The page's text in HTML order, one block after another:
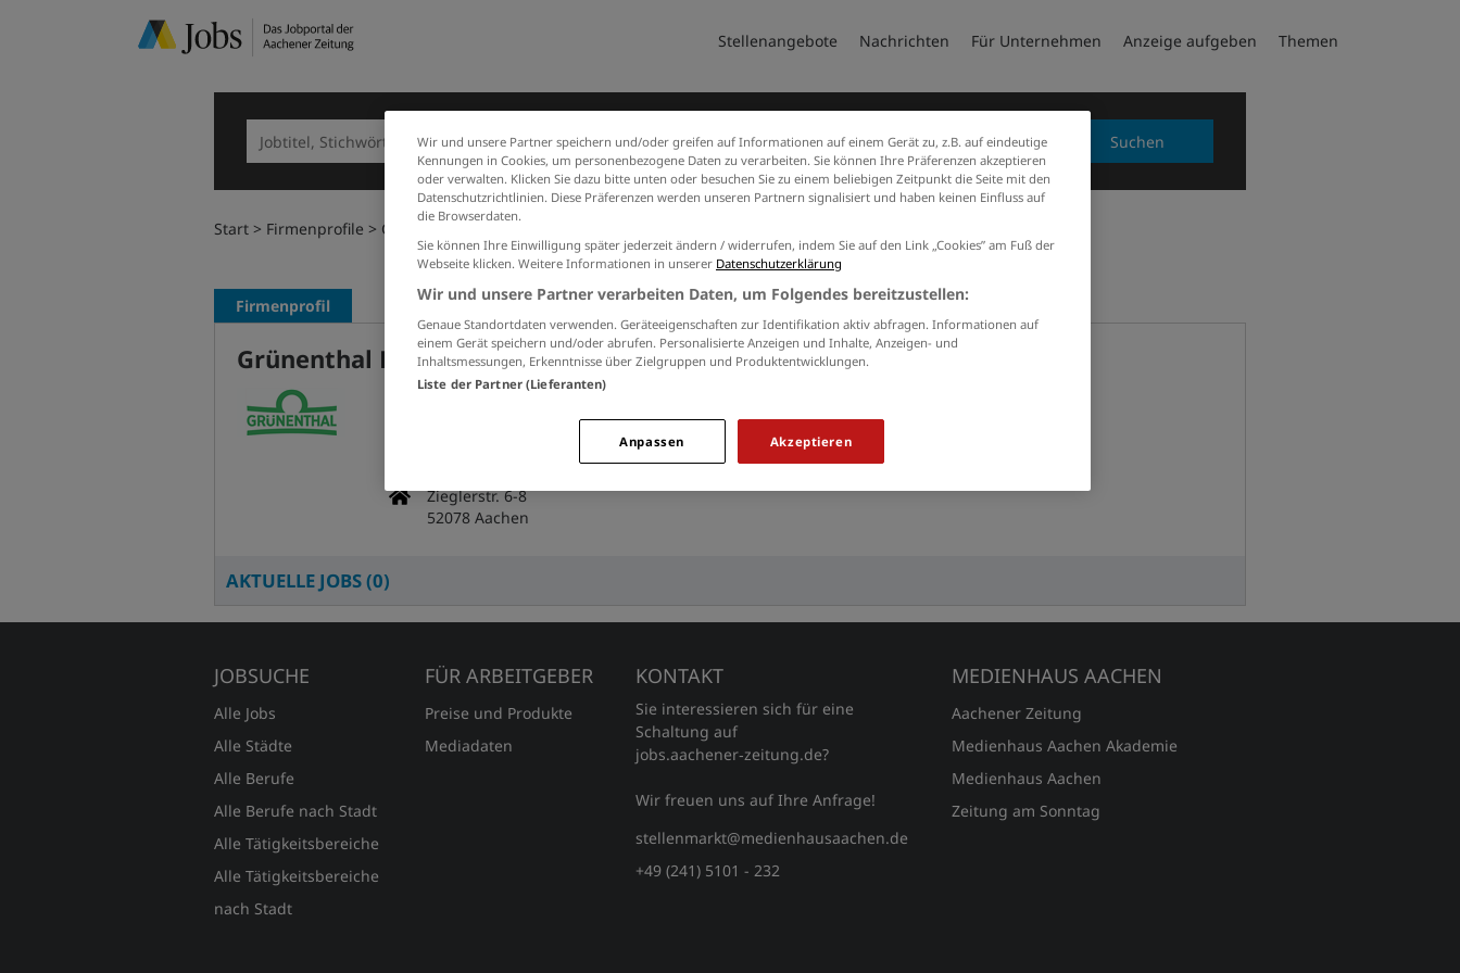
Stellenangebote Nachrichten Für Unternehmen Anzeige aufgeben Themen
Suchen
Start Firmenprofile Grünenthal Pharma GmbH & Co. KG
Firmenprofil
Grünenthal Pharma GmbH & Co. KG
service@grunenthal.de
Zieglerstr. 6-8
52078 Aachen
AKTUELLE JOBS (0)
JOBSUCHE
Alle Jobs
Alle Städte
Alle Berufe
Alle Berufe nach Stadt
Alle Tätigkeitsbereiche
Alle Tätigkeitsbereiche
nach Stadt
FÜR ARBEITGEBER
Preise und Produkte
Mediadaten
KONTAKT
Sie interessieren sich für eine
Schaltung auf
jobs.aachener‑zeitung.de?
Wir freuen uns auf Ihre Anfrage!
stellenmarkt@medienhausaachen.de
+49 (241) 5101 - 232
MEDIENHAUS AACHEN
Aachener Zeitung
Medienhaus Aachen Akademie
Medienhaus Aachen
Zeitung am Sonntag
Wir und unsere Partner speichern und/oder greifen auf Informationen auf einem Gerät zu, z.B. auf eindeutige
Kennungen in Cookies, um personenbezogene Daten zu verarbeiten. Sie können Ihre Präferenzen akzeptieren
oder verwalten. Klicken Sie dazu bitte unten oder besuchen Sie zu einem beliebigen Zeitpunkt die Seite mit den
Datenschutzrichtlinien. Diese Präferenzen werden unseren Partnern signalisiert und haben keinen Einfluss auf
die Browserdaten.
Sie können Ihre Einwilligung später jederzeit ändern / widerrufen, indem Sie auf den Link „Cookies” am Fuß der
Webseite klicken. Weitere Informationen in unserer Datenschutzerklärung
Wir und unsere Partner verarbeiten Daten, um Folgendes bereitzustellen:
Genaue Standortdaten verwenden. Geräteeigenschaften zur Identifikation aktiv abfragen. Informationen auf
einem Gerät speichern und/oder abrufen. Personalisierte Anzeigen und Inhalte, Anzeigen- und
Inhaltsmessungen, Erkenntnisse über Zielgruppen und Produktentwicklungen.
Liste der Partner (Lieferanten)
Akzeptieren
Anpassen